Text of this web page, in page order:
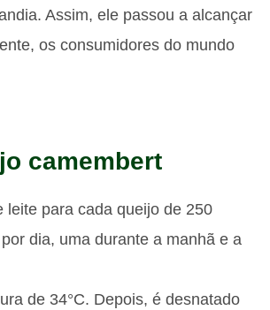
Assim, ele passou a alcançar
os consumidores do mundo
camembert
leite para cada queijo de 250
dia, uma durante a manhã e a
de 34°C. Depois, é desnatado